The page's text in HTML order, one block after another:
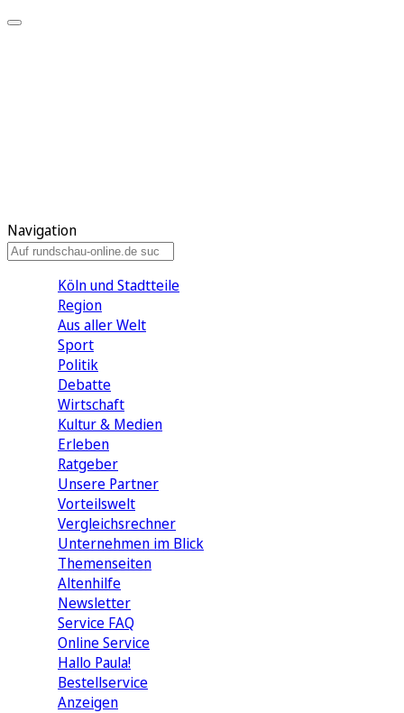
Navigation
Köln und Stadtteile
Region
Aus aller Welt
Sport
Politik
Debatte
Wirtschaft
Kultur & Medien
Erleben
Ratgeber
Unsere Partner
Vorteilswelt
Vergleichsrechner
Unternehmen im Blick
Themenseiten
Altenhilfe
Newsletter
Service FAQ
Online Service
Hallo Paula!
Bestellservice
Anzeigen